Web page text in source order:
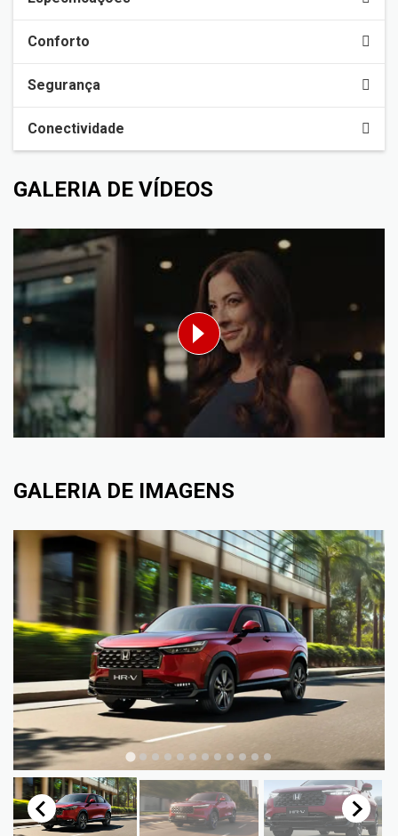
Conforto
Segurança
Conectividade
GALERIA DE VÍDEOS
GALERIA DE IMAGENS